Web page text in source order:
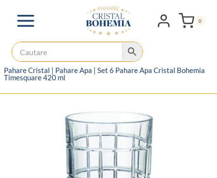
0
Pahare Cristal | Pahare Apa | Set 6 Pahare Apa Cristal Bohemia
Timesquare 420 ml